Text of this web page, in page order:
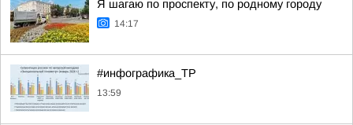
Я шагаю по проспекту, по родному городу
14:17
#инфографика_ТР
13:59